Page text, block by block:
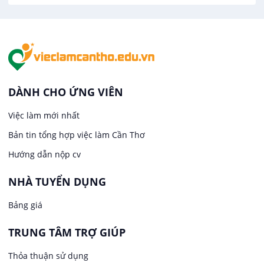
In ấn / Xuất bản
Kế toán
Lái xe
Lao Động Phổ Thông
Lễ tân
May mặc
Việc làm tại An Bình
Việc làm tại Long Tuyền
Việc làm tại Hưng Phú
Việc làm tại Phước Thới
Việc làm tại Thới Long
Việc làm tại Trung Nhất
DÀNH CHO ỨNG VIÊN
Việc làm mới nhất
Bản tin tổng hợp việc làm Cần Thơ
Hướng dẫn nộp cv
NHÀ TUYỂN DỤNG
Bảng giá
TRUNG TÂM TRỢ GIÚP
Thỏa thuận sử dụng